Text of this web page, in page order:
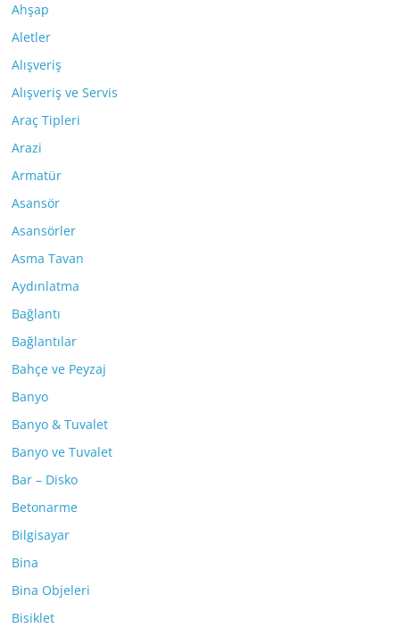
Ahşap
Aletler
Alışveriş
Alışveriş ve Servis
Araç Tipleri
Arazi
Armatür
Asansör
Asansörler
Asma Tavan
Aydınlatma
Bağlantı
Bağlantılar
Bahçe ve Peyzaj
Banyo
Banyo & Tuvalet
Banyo ve Tuvalet
Bar – Disko
Betonarme
Bilgisayar
Bina
Bina Objeleri
Bisiklet